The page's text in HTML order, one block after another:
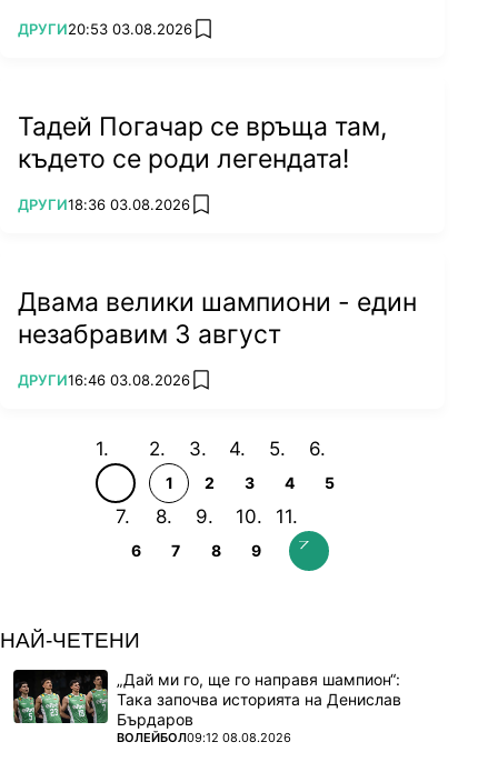
ПОВЕЧЕ ОТ
ДРУГИ20:53 03.08.2026 add favorites
Тадей Погачар се връща там,
където се роди легендата!
ПОВЕЧЕ ОТ
ДРУГИ18:36 03.08.2026 add favorites
Двама велики шампиони - един
незабравим 3 август
ПОВЕЧЕ ОТ
ДРУГИ16:46 03.08.2026 add favorites
1 2 3 4 5
6 7 8 9
НАЙ-ЧЕТЕНИ
„Дай ми го, ще го направя шампион“:
Така започва историята на Денислав
Бърдаров
ПОВЕЧЕ ОТ
ВОЛЕЙБОЛ09:12 08.08.2026